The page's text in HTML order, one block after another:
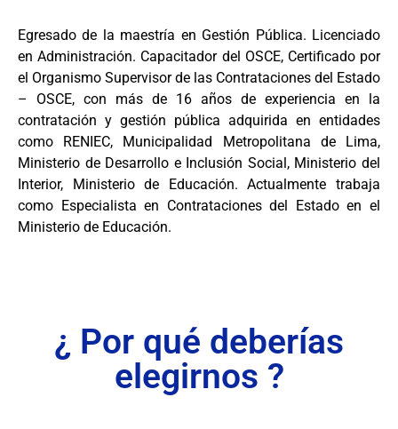
Egresado de la maestría en Gestión Pública. Licenciado
en Administración. Capacitador del OSCE, Certificado por
el Organismo Supervisor de las Contrataciones del Estado
– OSCE, con más de 16 años de experiencia en la
contratación y gestión pública adquirida en entidades
como RENIEC, Municipalidad Metropolitana de Lima,
Ministerio de Desarrollo e Inclusión Social, Ministerio del
Interior, Ministerio de Educación. Actualmente trabaja
como Especialista en Contrataciones del Estado en el
Ministerio de Educación.
¿ Por qué deberías
elegirnos ?